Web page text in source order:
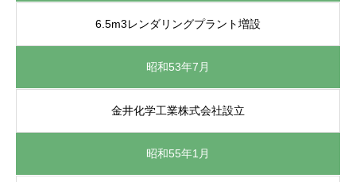
6.5m3レンダリングプラント増設
昭和53年7月
金井化学工業株式会社設立
昭和55年1月